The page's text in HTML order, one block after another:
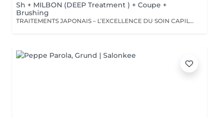
Sh + MILBON (DEEP Treatment ) + Coupe +
Brushing
TRAITEMENTS JAPONAIS – L’EXCELLENCE DU SOIN CAPILLAIRE Découvrez un univers de soins capillaires japonais haut de gamme, reconnus pour leur technologie avancée et leurs résultats exceptionnels. Des traitements sur-mesure conçus pour répondre aux besoins spécifiques de chaque chevelure : hydratation, réparation, discipline, cuir chevelu ou nutrition . Chaque traitement agit au cœur de la fibre capillaire pour révéler des cheveux visiblement plus sains, brillants et soyeux. -Nos différentes lignes de traitements : SMOOTH (Collagène) Pour les cheveux emmêlés, ternes ou difficiles à coiffer. • Démêle instantanément • Lisse la fibre capillaire • Apporte douceur et brillance • Toucher léger et soyeux REPAIR (CMADK / Kératine) Pour les cheveux sensibilisés, cassants ou très abîmés. • Répare intensément • Renforce la structure interne du cheveu • Reconstruit la fibre en profondeur • Redonne force et élasticité ANTI-FRIZZ (Céramides / 18-MEA) Pour les cheveux indisciplinés, sensibilisés à l’humidité. • Contrôle les frisottis • Réduit le volume excessif • Protège de l’humidité • Facilite le coiffage • Apporte souplesse et brillance SCALP (Hyaluron / Agents Purifiants) Pour rééquilibrer et purifier le cuir chevelu. Idéal en cas de démangeaisons, pellicules, sécheresse ou excès de sébum. • Apaise le cuir chevelu • Purifie en douceur • Rééquilibre la barrière protectrice naturelle • Favorise un environnement sain pour la pousse Veuillez noter : les tarifs peuvent varier selon la longueur des cheveux, la quantité de produit nécessaire et la complexité de la prestation. Supplément possible à partir de +15€. Pour toute demande spécifique, merci de nous contacter.